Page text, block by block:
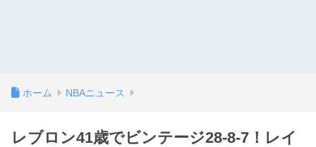
ホーム NBAニュース
レブロン41歳でビンテージ28-8-7！レイ